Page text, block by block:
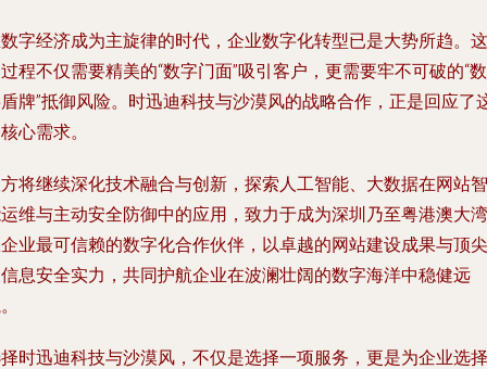
字经济成为主旋律的时代，企业数字化转型已是大势所趋。这
程不仅需要精美的“数字门面”吸引客户，更需要牢不可破的“数
牌”抵御风险。时迅迪科技与沙漠风的战略合作，正是回应了
心需求。
将继续深化技术融合与创新，探索人工智能、大数据在网站智
维与主动安全防御中的应用，致力于成为深圳乃至粤港澳大湾
业最可信赖的数字化合作伙伴，以卓越的网站建设成果与顶尖
息安全实力，共同护航企业在波澜壮阔的数字海洋中稳健远
时迅迪科技与沙漠风，不仅是选择一项服务，更是为企业选择